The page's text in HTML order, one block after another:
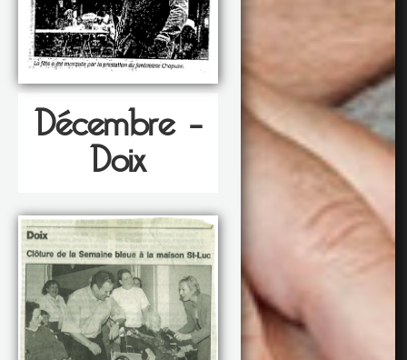
Décembre –
Doix